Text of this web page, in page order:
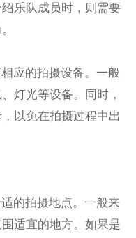
乐队成员时，则需要
应的拍摄设备。一般
灯光等设备。同时，
以免在拍摄过程中出
的拍摄地点。一般来
适宜的地方。如果是